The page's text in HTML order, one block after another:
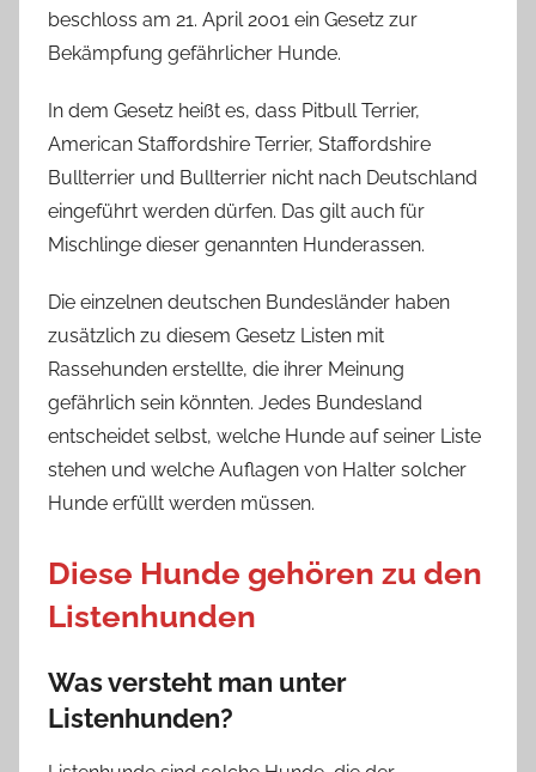
beschloss am 21. April 2001 ein Gesetz zur
Bekämpfung gefährlicher Hunde.
In dem Gesetz heißt es, dass Pitbull Terrier,
American Staffordshire Terrier, Staffordshire
Bullterrier und Bullterrier nicht nach Deutschland
eingeführt werden dürfen. Das gilt auch für
Mischlinge dieser genannten Hunderassen.
Die einzelnen deutschen Bundesländer haben
zusätzlich zu diesem Gesetz Listen mit
Rassehunden erstellte, die ihrer Meinung
gefährlich sein könnten. Jedes Bundesland
entscheidet selbst, welche Hunde auf seiner Liste
stehen und welche Auflagen von Halter solcher
Hunde erfüllt werden müssen.
Diese Hunde gehören zu den
Listenhunden
Was versteht man unter
Listenhunden?